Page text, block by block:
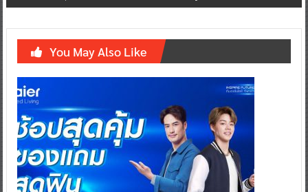
You May Also Like